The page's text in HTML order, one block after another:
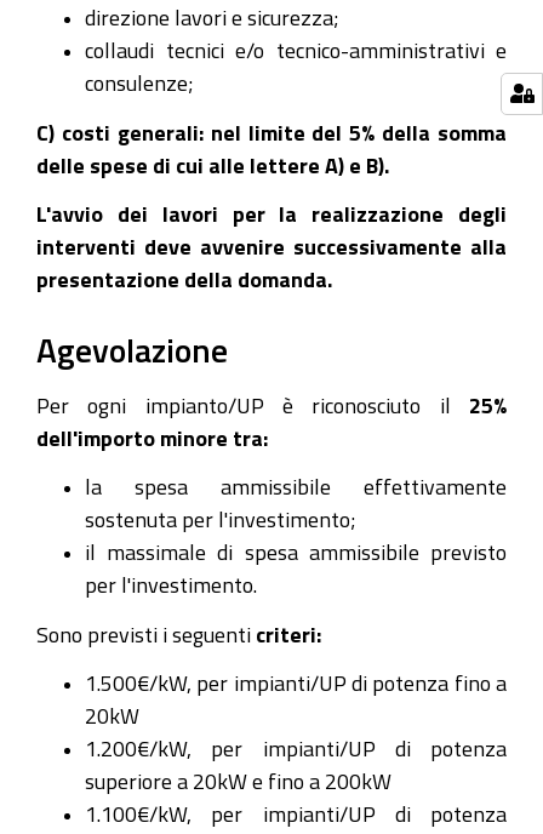
direzione lavori e sicurezza;
collaudi tecnici e/o tecnico-amministrativi e
consulenze;
C) costi generali: nel limite del 5% della somma
delle spese di cui alle lettere A) e B).
L'avvio dei lavori per la realizzazione degli
interventi deve avvenire successivamente alla
presentazione della domanda.
Agevolazione
Per ogni impianto/UP è riconosciuto il 25%
dell'importo minore tra:
la spesa ammissibile effettivamente
sostenuta per l'investimento;
il massimale di spesa ammissibile previsto
per l'investimento.
Sono previsti i seguenti criteri:
1.500€/kW, per impianti/UP di potenza fino a
20kW
1.200€/kW, per impianti/UP di potenza
superiore a 20kW e fino a 200kW
1.100€/kW, per impianti/UP di potenza